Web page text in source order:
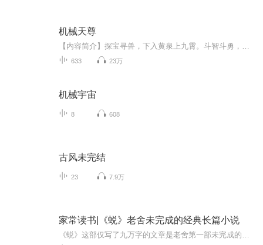
机械天尊
633 23万
机械宇宙
8 608
古风未完结
23 7.9万
家常读书|《蜕》老舍未完成的经典长篇小说